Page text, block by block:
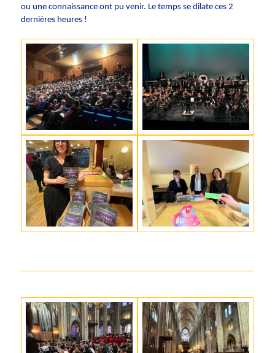
ou une connaissance ont pu venir. Le temps se dilate ces 2
dernières heures !